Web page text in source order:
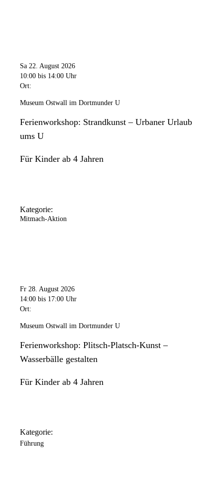
Sa 22. August 2026
10:00 bis 14:00 Uhr
Ort:
Museum Ostwall im Dortmunder U
Ferienworkshop: Strandkunst – Urbaner Urlaub
ums U
Für Kinder ab 4 Jahren
Kategorie:
Mitmach-Aktion
Fr 28. August 2026
14:00 bis 17:00 Uhr
Ort:
Museum Ostwall im Dortmunder U
Ferienworkshop: Plitsch-Platsch-Kunst –
Wasserbälle gestalten
Für Kinder ab 4 Jahren
Kategorie:
Führung